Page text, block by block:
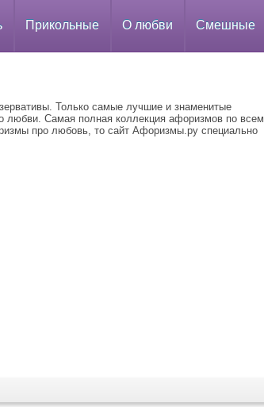
Прикольные О любви Смешные
Только самые лучшие и знаменитые
любви. Самая полная коллекция афоризмов по всем
про любовь, то сайт Афоризмы.ру специально